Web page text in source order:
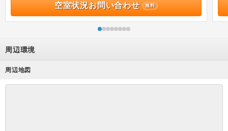
空室状況お問い合わせ 無料
周辺環境
周辺地図